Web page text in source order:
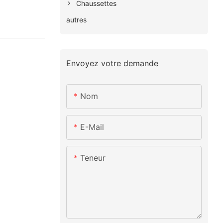
Chaussettes
autres
Envoyez votre demande
Nom
E-Mail
Teneur